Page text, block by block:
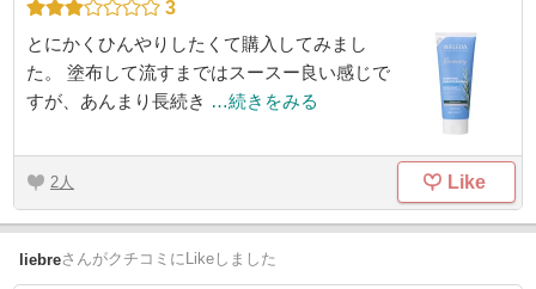
3
とにかくひんやりしたくて購入してみまし
た。 塗布して流すまではスースー良い感じで
すが、あんまり長続き …続きをみる
2 Like
liebreさんがクチコミにLikeしました